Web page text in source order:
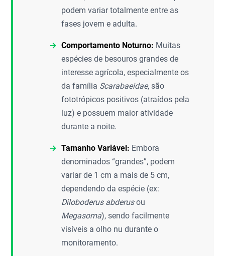
podem variar totalmente entre as
fases jovem e adulta.
Comportamento Noturno: Muitas
espécies de besouros grandes de
interesse agrícola, especialmente os
da família Scarabaeidae, são
fototrópicos positivos (atraídos pela
luz) e possuem maior atividade
durante a noite.
Tamanho Variável: Embora
denominados “grandes”, podem
variar de 1 cm a mais de 5 cm,
dependendo da espécie (ex:
Diloboderus abderusou
Megasoma), sendo facilmente
visíveis a olho nu durante o
monitoramento.